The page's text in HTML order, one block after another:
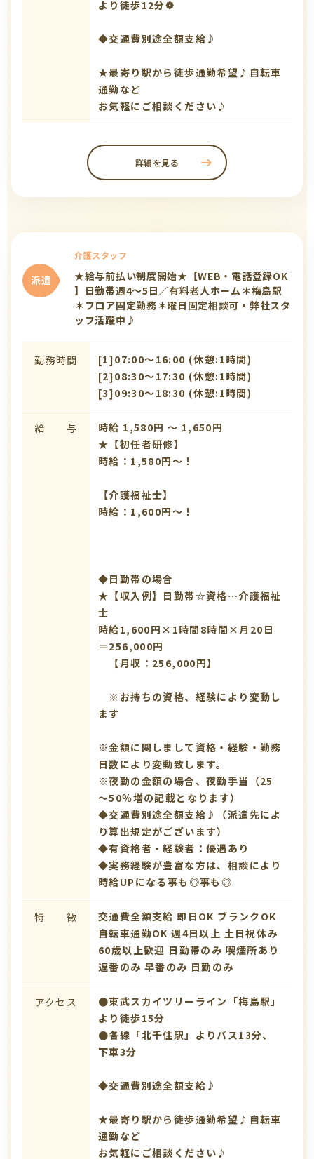
より徒歩12分❁
◆交通費別途全額支給♪
★最寄り駅から徒歩通勤希望♪自転車
通勤など
お気軽にご相談ください♪
詳細を見る
派遣
介護スタッフ
★給与前払い制度開始★【WEB・電話登録OK
】日勤帯週4～5日／有料老人ホーム＊梅島駅
＊フロア固定勤務＊曜日固定相談可・弊社スタ
ッフ活躍中♪
勤務時間
[1]07:00〜16:00 (休憩:1時間)
[2]08:30〜17:30 (休憩:1時間)
[3]09:30〜18:30 (休憩:1時間)
給 与
時給 1,580円 〜 1,650円
★【初任者研修】
時給：1,580円～！
【介護福祉士】
時給：1,600円～！
◆日勤帯の場合
★【収入例】日勤帯☆資格…介護福祉
士
時給1,600円×1時間8時間×月20日
＝256,000円
【月収：256,000円】
※お持ちの資格、経験により変動し
ます
※金額に関しまして資格・経験・勤務
日数により変動致します。
※夜勤の金額の場合、夜勤手当（25
～50％増の記載となります）
◆交通費別途全額支給♪（派遣先によ
り算出規定がございます）
◆有資格者・経験者：優遇あり
◆実務経験が豊富な方は、相談により
時給UPになる事も◎事も◎
特 徴 交通費全額支給 即日OK ブランクOK
自転車通勤OK 週4日以上 土日祝休み
60歳以上歓迎 日勤帯のみ 喫煙所あり
遅番のみ 早番のみ 日勤のみ
アクセス
●東武スカイツリーライン「梅島駅」
より徒歩15分
●各線「北千住駅」よりバス13分、
下車3分
◆交通費別途全額支給♪
★最寄り駅から徒歩通勤希望♪自転車
通勤など
お気軽にご相談ください♪